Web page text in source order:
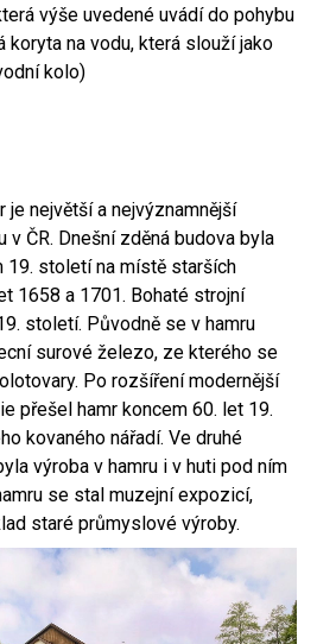
výše uvedené uvádí do pohybu
koryta na vodu, která slouží jako
kolo)
je největší a nejvýznamnější
v ČR. Dnešní zděná budova byla
19. století na místě starších
1658 a 1701. Bohaté strojní
století. Původně se v hamru
surové železo, ze kterého se
Po rozšíření modernější
přešel hamr koncem 60. let 19.
kovaného nářadí. Ve druhé
výroba v hamru i v huti pod ním
se stal muzejní expozicí,
staré průmyslové výroby.